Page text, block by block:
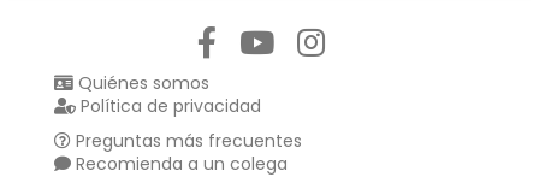
Quiénes somos
Política de privacidad
Preguntas más frecuentes
Recomienda a un colega